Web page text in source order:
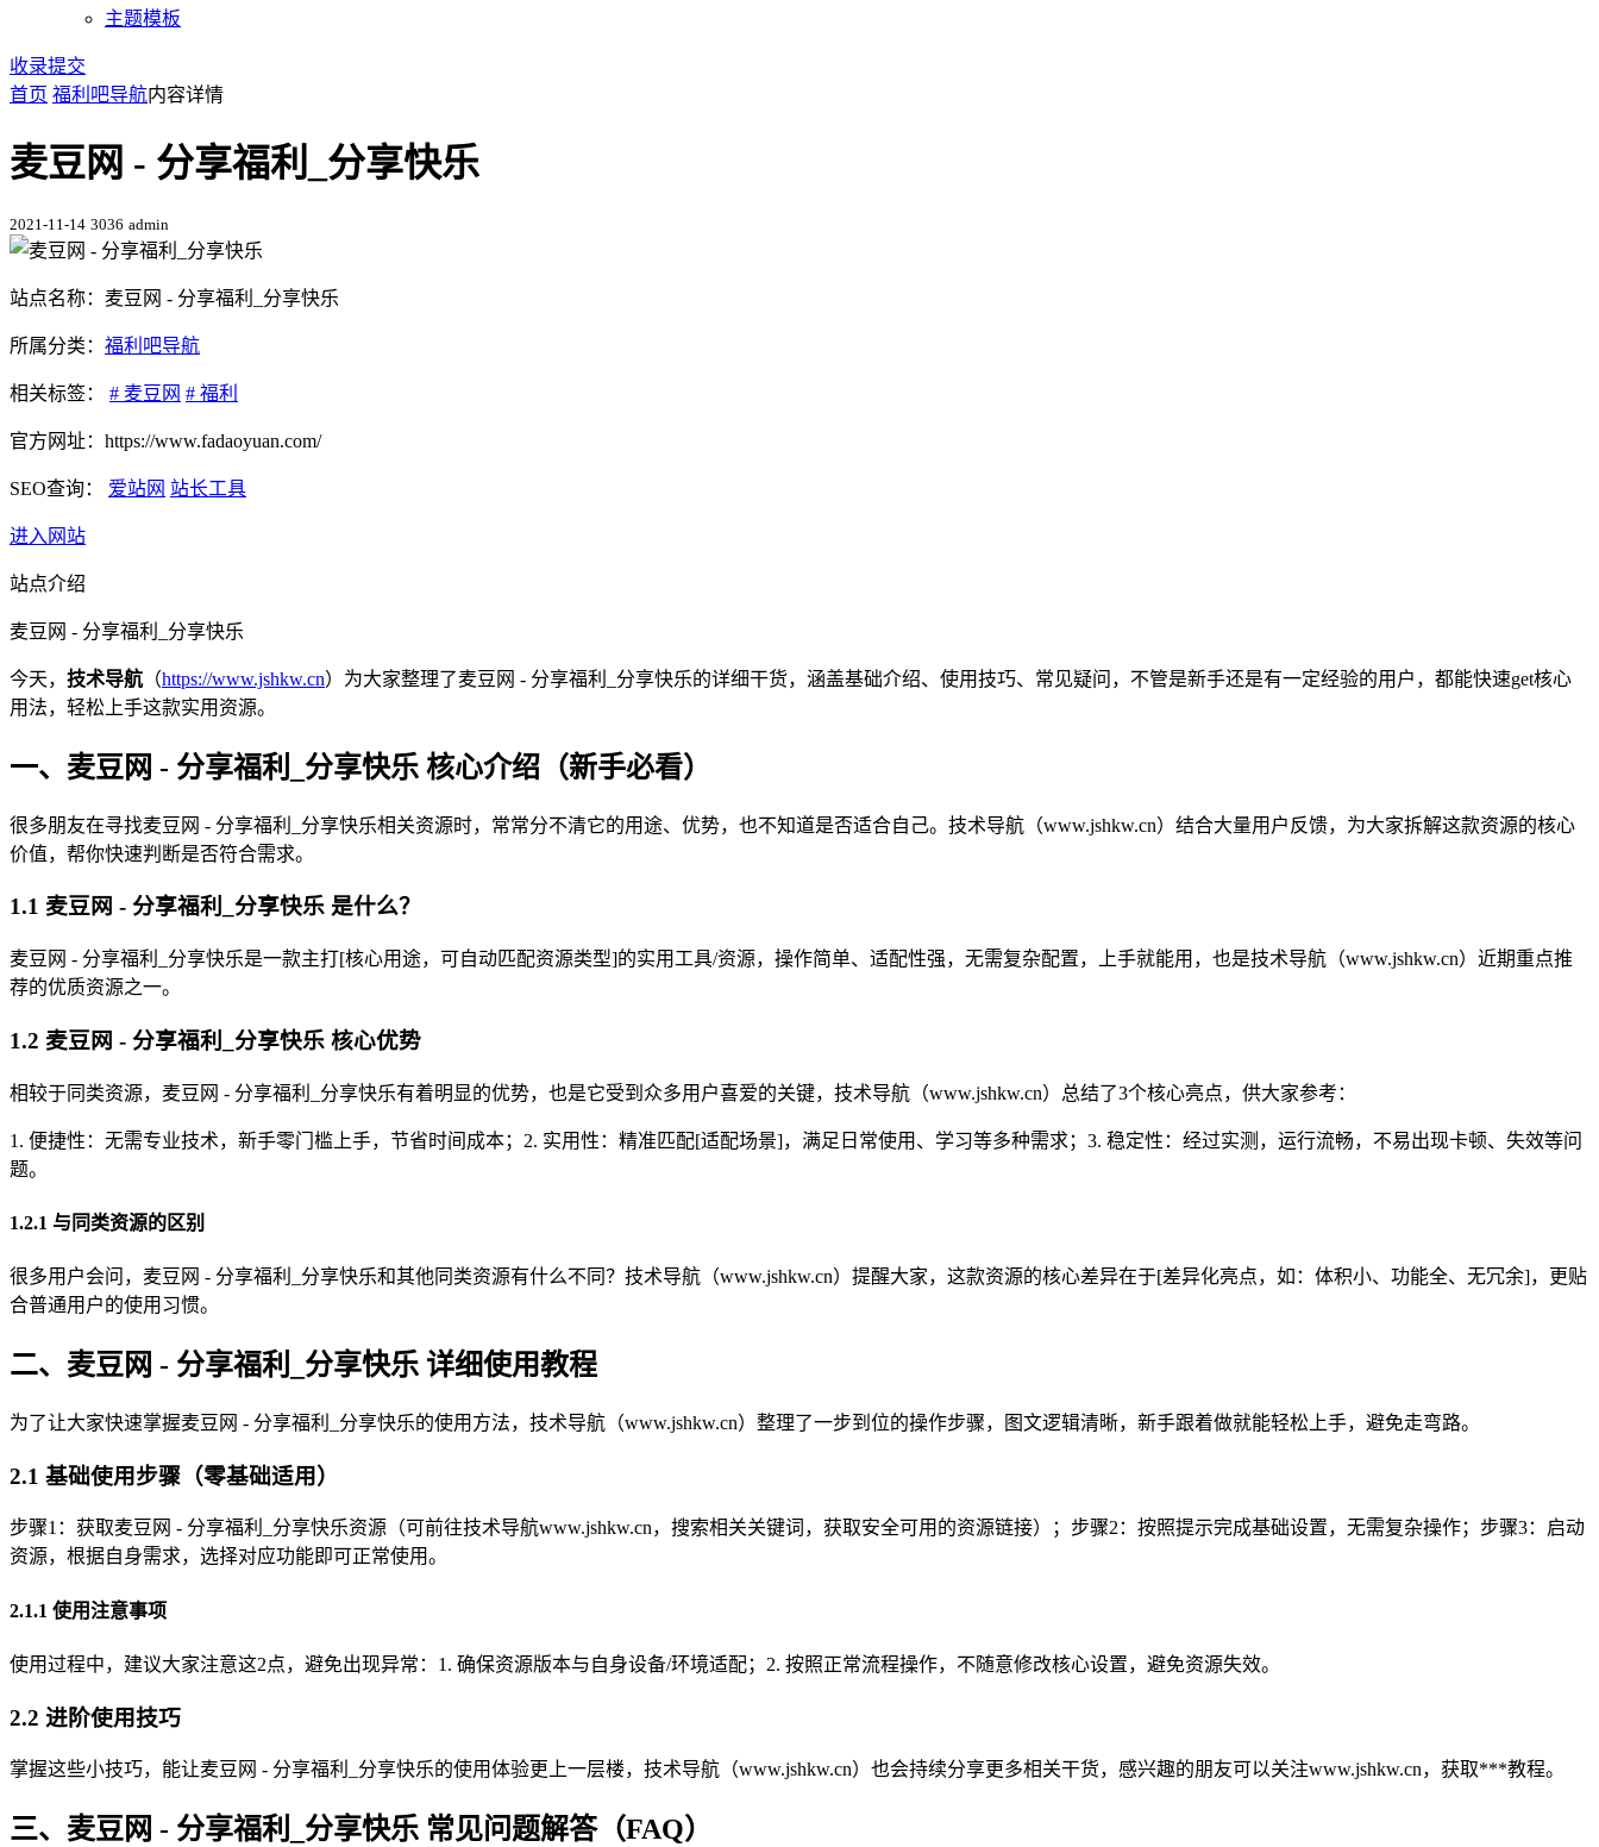
主题模板
收录提交
首页 福利吧导航内容详情
麦豆网 - 分享福利_分享快乐
2021-11-14 3036 admin
站点名称：麦豆网 - 分享福利_分享快乐
所属分类： 福利吧导航
相关标签： # 麦豆网 # 福利
官方网址：https://www.fadaoyuan.com/
SEO查询： 爱站网 站长工具
进入网站
站点介绍
麦豆网 - 分享福利_分享快乐
今天， 技术导航 （https://www.jshkw.cn）为大家整理了麦豆网 - 分享福利_分享快乐的详细干货，涵盖基础介绍、使用技巧、常见疑问，不管是新手还是有一定经验的用户，都能快速get核心
用法，轻松上手这款实用资源。
一、麦豆网 - 分享福利_分享快乐 核心介绍（新手必看）
很多朋友在寻找麦豆网 - 分享福利_分享快乐相关资源时，常常分不清它的用途、优势，也不知道是否适合自己。技术导航（www.jshkw.cn）结合大量用户反馈，为大家拆解这款资源的核心
价值，帮你快速判断是否符合需求。
1.1 麦豆网 - 分享福利_分享快乐 是什么？
麦豆网 - 分享福利_分享快乐是一款主打[核心用途，可自动匹配资源类型]的实用工具/资源，操作简单、适配性强，无需复杂配置，上手就能用，也是技术导航（www.jshkw.cn）近期重点推
荐的优质资源之一。
1.2 麦豆网 - 分享福利_分享快乐 核心优势
相较于同类资源，麦豆网 - 分享福利_分享快乐有着明显的优势，也是它受到众多用户喜爱的关键，技术导航（www.jshkw.cn）总结了3个核心亮点，供大家参考：
1. 便捷性：无需专业技术，新手零门槛上手，节省时间成本；2. 实用性：精准匹配[适配场景]，满足日常使用、学习等多种需求；3. 稳定性：经过实测，运行流畅，不易出现卡顿、失效等问
题。
1.2.1 与同类资源的区别
很多用户会问，麦豆网 - 分享福利_分享快乐和其他同类资源有什么不同？技术导航（www.jshkw.cn）提醒大家，这款资源的核心差异在于[差异化亮点，如：体积小、功能全、无冗余]，更贴
合普通用户的使用习惯。
二、麦豆网 - 分享福利_分享快乐 详细使用教程
为了让大家快速掌握麦豆网 - 分享福利_分享快乐的使用方法，技术导航（www.jshkw.cn）整理了一步到位的操作步骤，图文逻辑清晰，新手跟着做就能轻松上手，避免走弯路。
2.1 基础使用步骤（零基础适用）
步骤1：获取麦豆网 - 分享福利_分享快乐资源（可前往技术导航www.jshkw.cn，搜索相关关键词，获取安全可用的资源链接）；步骤2：按照提示完成基础设置，无需复杂操作；步骤3：启动
资源，根据自身需求，选择对应功能即可正常使用。
2.1.1 使用注意事项
使用过程中，建议大家注意这2点，避免出现异常：1. 确保资源版本与自身设备/环境适配；2. 按照正常流程操作，不随意修改核心设置，避免资源失效。
2.2 进阶使用技巧
掌握这些小技巧，能让麦豆网 - 分享福利_分享快乐的使用体验更上一层楼，技术导航（www.jshkw.cn）也会持续分享更多相关干货，感兴趣的朋友可以关注www.jshkw.cn，获取***教程。
三、麦豆网 - 分享福利_分享快乐 常见问题解答（FAQ）